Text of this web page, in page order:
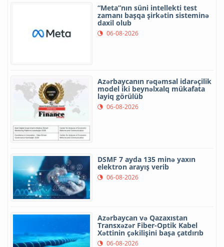
“Meta”nın süni intellekti test
zamanı başqa şirkətin sisteminə
daxil olub
06-08-2026
Azərbaycanın rəqəmsal idarəçilik
model iki beynəlxalq mükafata
layiq görülüb
06-08-2026
DSMF 7 ayda 135 minə yaxın
elektron arayış verib
06-08-2026
Azərbaycan və Qazaxıstan
Transxəzər Fiber-Optik Kabel
Xəttinin çəkilişini başa çatdırıb
06-08-2026